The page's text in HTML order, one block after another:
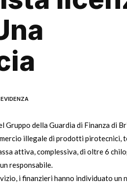
EVIDENZA
Gruppo della Guardia di Finanza di
illegale di prodotti pirotecnici,
attiva, complessiva, di oltre 6
responsabile.
i finanzieri hanno individuato un